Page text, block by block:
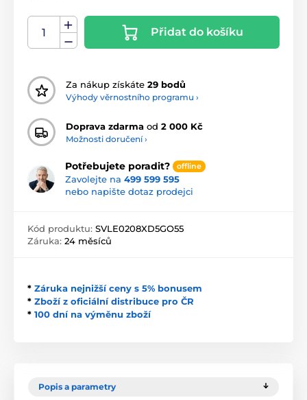
Přidat do košíku
Za nákup získáte 29 bodů
Výhody věrnostního programu ›
Doprava zdarma od 2 000 Kč
Možnosti doručení ›
Potřebujete poradit? offline
Zavolejte na 499 599 595
nebo napište dotaz prodejci
Kód produktu: SVLE0208XD5GO55
Záruka: 24 měsíců
* Záruka nejnižší ceny s 5% bonusem
* Zboží z oficiální distribuce pro ČR
* 100 dní na výměnu zboží
Popis a parametry